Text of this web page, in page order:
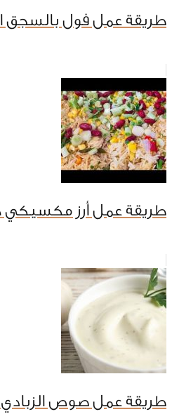
طريقة عمل فول بالسجق
طريقة عمل أرز مكسيكي
طريقة عمل صوص